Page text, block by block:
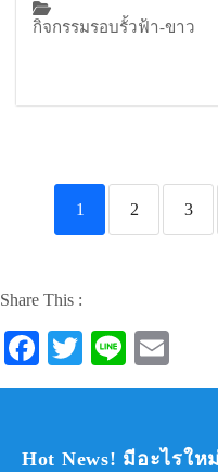
กิจกรรมรอบรั้วฟ้า-ขาว
1 2 3
Share This :
Facebook
Twitter
Line
Hot News! มีอะไรให